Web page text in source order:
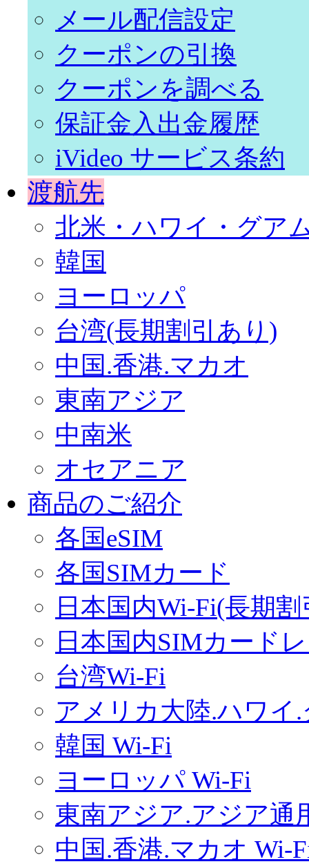
メール配信設定
クーポンの引換
クーポンを調べる
保証金入出金履歴
iVideo サービス条約
渡航先
北米・ハワイ・グア
韓国
ヨーロッパ
台湾(長期割引あり)
中国.香港.マカオ
東南アジア
中南米
オセアニア
商品のご紹介
各国eSIM
各国SIMカード
日本国内Wi-Fi(長期
日本国内SIMカード
台湾Wi-Fi
アメリカ大陸.ハワイ
韓国 Wi-Fi
ヨーロッパ Wi-Fi
東南アジア.アジア通
中国.香港.マカオ Wi-